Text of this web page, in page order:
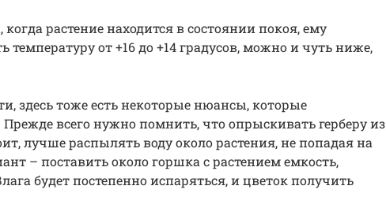
когда растение находится в состоянии покоя, ему
температуру от +16 до +14 градусов, можно и чуть ниже,
здесь тоже есть некоторые нюансы, которые
всего нужно помнить, что опрыскивать герберу из
лучше распылять воду около растения, не попадая на
– поставить около горшка с растением емкость,
будет постепенно испаряться, и цветок получить